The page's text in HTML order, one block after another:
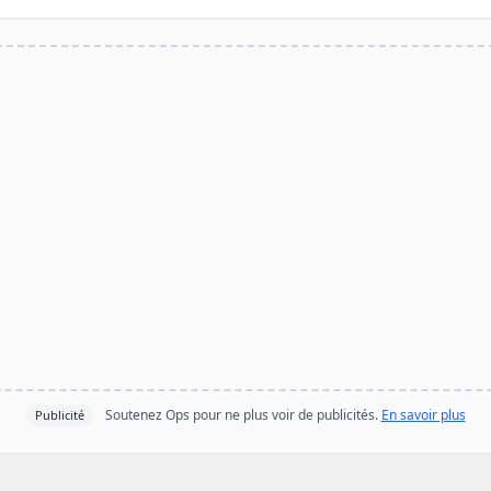
Publicité Soutenez Ops pour ne plus voir de publicités. En savoir plus